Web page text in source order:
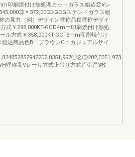
印刷焼付け熱処理カットガラス組込②Vレ
￥372,000□-GCGステンドガラス組
の見方（例）デザイン呼称品種呼称デザイ
式￥298,000KT-GCD4mm印刷焼付け熱処
ル方式￥358,000KT-GCF5mm印刷焼付け
込商品色B：ブラウンC：カジュアルサイ
呼称高Vレール方式上吊り方式片引戸3枚